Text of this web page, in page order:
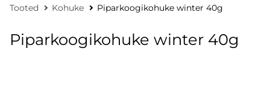
Tooted Kohuke Piparkoogikohuke winter 40g
Piparkoogikohuke winter 40g